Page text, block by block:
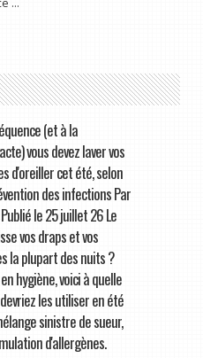
...
(et à la
vous devez laver vos
d'oreiller cet été, selon
des infections Par
le 25 juillet 26 Le
vos draps et vos
la plupart des nuits ?
hygiène, voici à quelle
les utiliser en été
sinistre de sueur,
d'allergènes.